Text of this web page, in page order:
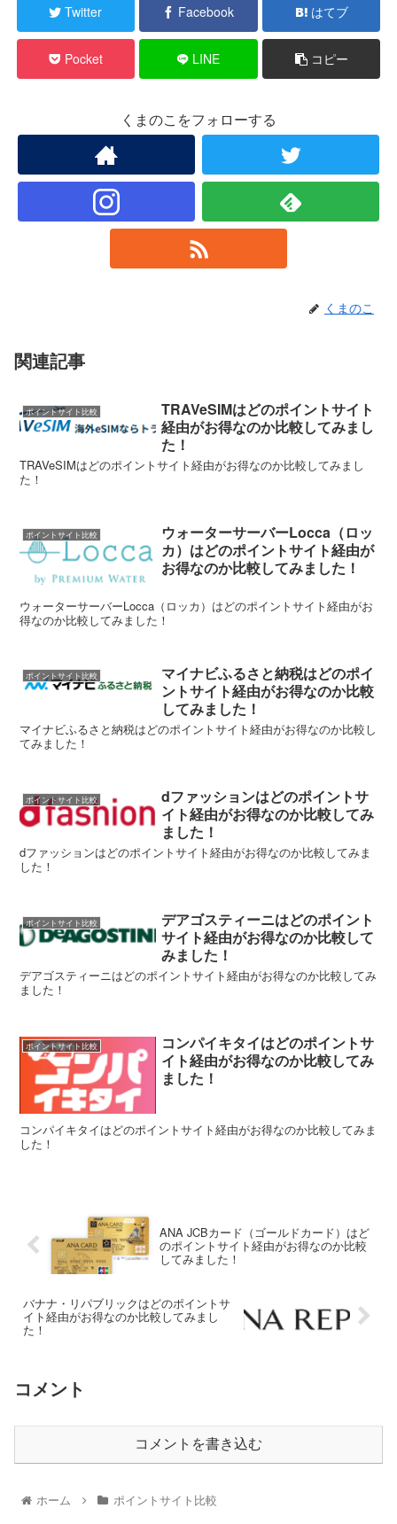
Twitter Facebook はてブ
Pocket LINE コピー
くまのこをフォローする
くまのこ
関連記事
ポイントサイト比較
TRAVeSIMはどのポイントサイト
経由がお得なのか比較してみまし
た！
TRAVeSIMはどのポイントサイト経由がお得なのか比較してみまし
た！
ポイントサイト比較
ウォーターサーバーLocca（ロッ
カ）はどのポイントサイト経由が
お得なのか比較してみました！
ウォーターサーバーLocca（ロッカ）はどのポイントサイト経由がお
得なのか比較してみました！
ポイントサイト比較
マイナビふるさと納税はどのポイ
ントサイト経由がお得なのか比較
してみました！
マイナビふるさと納税はどのポイントサイト経由がお得なのか比較し
てみました！
ポイントサイト比較
dファッションはどのポイントサ
イト経由がお得なのか比較してみ
ました！
dファッションはどのポイントサイト経由がお得なのか比較してみま
した！
ポイントサイト比較
デアゴスティーニはどのポイント
サイト経由がお得なのか比較して
みました！
デアゴスティーニはどのポイントサイト経由がお得なのか比較してみ
ました！
ポイントサイト比較
コンパイキタイはどのポイントサ
イト経由がお得なのか比較してみ
ました！
コンパイキタイはどのポイントサイト経由がお得なのか比較してみま
した！
ANA JCBカード（ゴールドカード）はど
のポイントサイト経由がお得なのか比較
してみました！
バナナ・リパブリックはどのポイントサ
イト経由がお得なのか比較してみまし
た！
コメント
コメントを書き込む
ホーム ポイントサイト比較